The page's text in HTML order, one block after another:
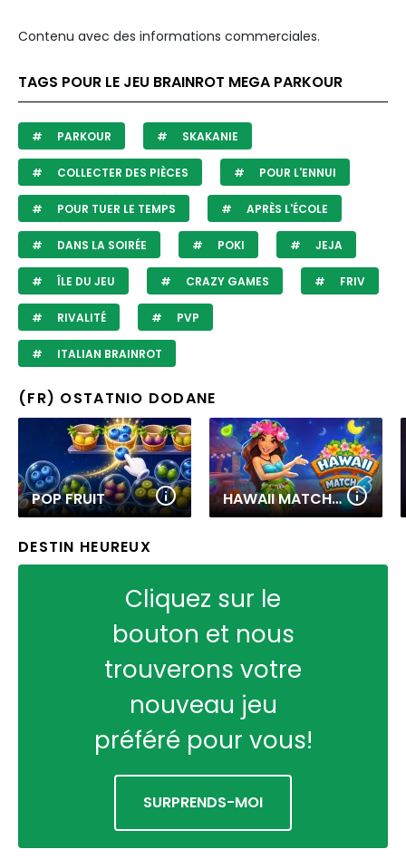
Contenu avec des informations commerciales.
TAGS POUR LE JEU BRAINROT MEGA PARKOUR
PARKOUR SKAKANIE
COLLECTER DES PIÈCES POUR L'ENNUI
POUR TUER LE TEMPS APRÈS L'ÉCOLE
DANS LA SOIRÉE POKI JEJA
ÎLE DU JEU CRAZY GAMES FRIV
RIVALITÉ PVP
ITALIAN BRAINROT
(FR) OSTATNIO DODANE
POP FRUIT HAWAII MATCH 6
DESTIN HEUREUX
Cliquez sur le
bouton et nous
trouverons votre
nouveau jeu
préféré pour vous!
SURPRENDS-MOI